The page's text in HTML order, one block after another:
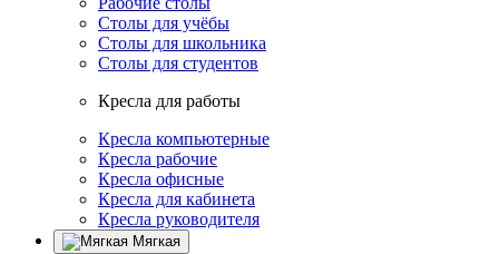
Столы для учёбы
Столы для школьника
Столы для студентов
Кресла для работы
Кресла компьютерные
Кресла рабочие
Кресла офисные
Кресла для кабинета
Кресла руководителя
Мягкая